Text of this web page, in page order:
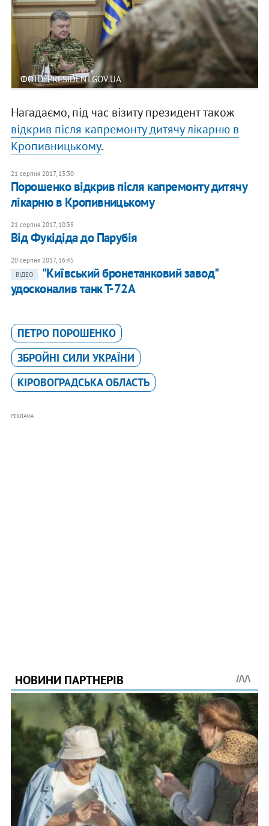
ФОТО: PRESIDENT.GOV.UA
Нагадаємо, під час візиту президент також
відкрив після капремонту дитячу лікарню в
Кропивницькому.
21 серпня 2017, 13:30
Порошенко відкрив після капремонту дитячу
лікарню в Кропивницькому
21 серпня 2017, 10:35
Від Фукідіда до Парубія
20 серпня 2017, 16:45
ВІДЕО
"Київський бронетанковий завод"
удосконалив танк Т-72А
ПЕТРО ПОРОШЕНКО
ЗБРОЙНІ СИЛИ УКРАЇНИ
КІРОВОГРАДСЬКА ОБЛАСТЬ
РЕКЛАМА